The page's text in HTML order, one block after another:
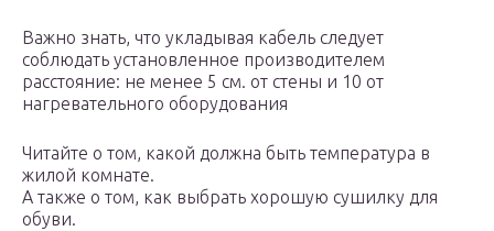
Важно знать, что укладывая кабель следует
соблюдать установленное производителем
расстояние: не менее 5 см. от стены и 10 от
нагревательного оборудования
Читайте о том, какой должна быть температура в
жилой комнате.
А также о том, как выбрать хорошую сушилку для
обуви.